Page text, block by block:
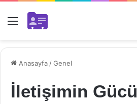
Menü
Anasayfa /Genel
İletişimin Gücü